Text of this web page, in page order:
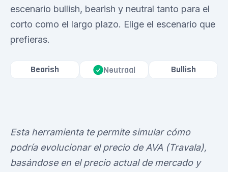
escenario bullish, bearish y neutral tanto para el
corto como el largo plazo. Elige el escenario que
prefieras.
Bearish Neutraal Bullish
Esta herramienta te permite simular cómo
podría evolucionar el precio de AVA (Travala),
basándose en el precio actual de mercado y